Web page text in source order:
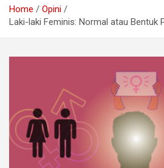
Home
Opini
Laki-laki Feminis: Normal atau Bentuk